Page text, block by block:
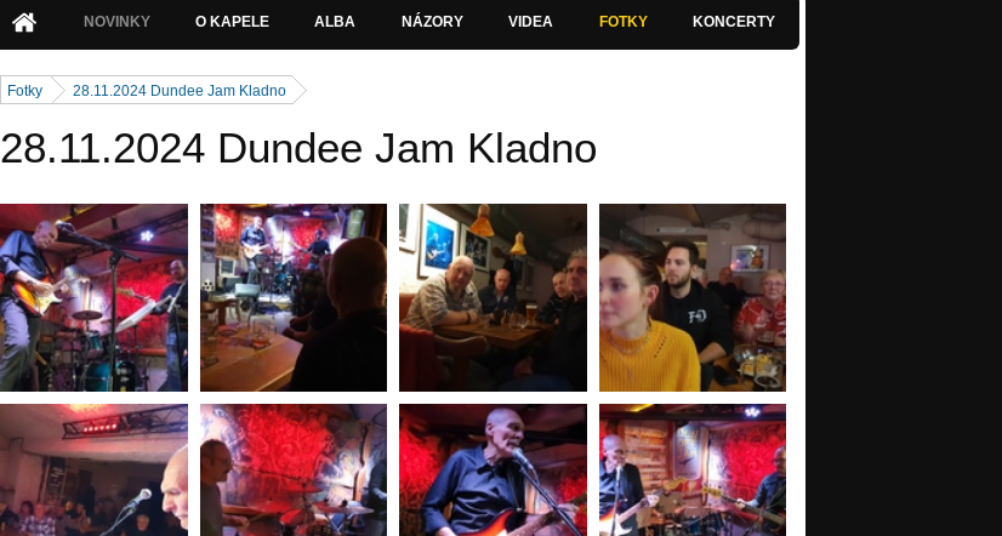
NOVINKY O KAPELE ALBA NÁZORY VIDEA FOTKY KONCERTY
Fotky 28.11.2024 Dundee Jam Kladno
28.11.2024 Dundee Jam Kladno